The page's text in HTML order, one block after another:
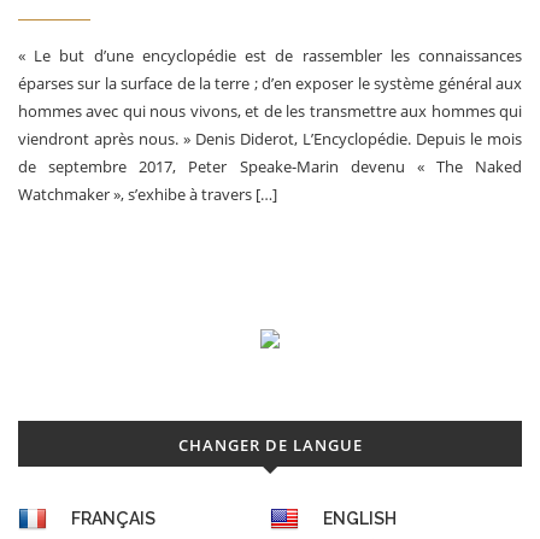
« Le but d’une encyclopédie est de rassembler les connaissances
éparses sur la surface de la terre ; d’en exposer le système général aux
hommes avec qui nous vivons, et de les transmettre aux hommes qui
viendront après nous. » Denis Diderot, L’Encyclopédie. Depuis le mois
de septembre 2017, Peter Speake-Marin devenu « The Naked
Watchmaker », s’exhibe à travers […]
CHANGER DE LANGUE
FRANÇAIS
ENGLISH